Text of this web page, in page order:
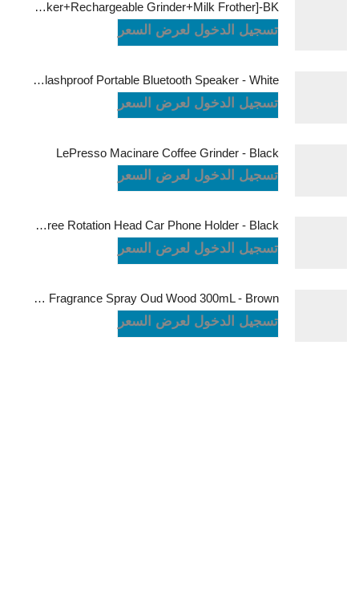
LePresso Brewology Coffee Kit [Espresso Maker+Rechargeable Grinder+Milk Frother]-BK
تسجيل الدخول لعرض السعر
JBL Charge6 Splashproof Portable Bluetooth Speaker - White
تسجيل الدخول لعرض السعر
LePresso Macinare Coffee Grinder - Black
تسجيل الدخول لعرض السعر
Powerology Logan Magsafe 360 Degree Rotation Head Car Phone Holder - Black
تسجيل الدخول لعرض السعر
Green Lion Fragrance Spray Oud Wood 300mL - Brown
تسجيل الدخول لعرض السعر